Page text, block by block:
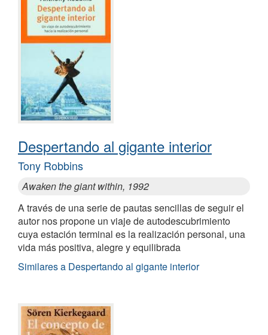
Despertando al gigante interior
Tony Robbins
Awaken the giant within, 1992
A través de una serie de pautas sencillas de seguir el
autor nos propone un viaje de autodescubrimiento
cuya estación terminal es la realización personal, una
vida más positiva, alegre y equilibrada
Similares a Despertando al gigante interior